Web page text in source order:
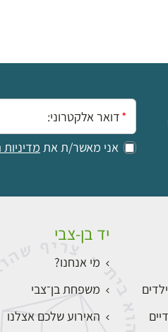
אימייל:
אני מאשר/ת את
יד בן-צבי
מי אנחנו?
משפחת בן־צבי
האירוע שלכם אצלנו